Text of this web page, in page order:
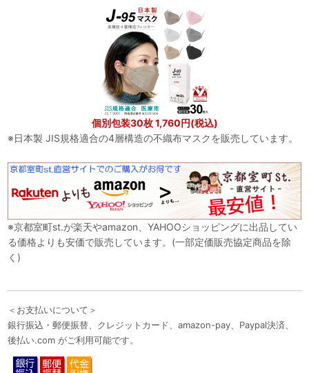
個別包装30枚 1,760円(税込)
※日本製 JIS規格適合の4層構造の不織布マスクを販売しています。
※京都室町st.が楽天やamazon、YAHOOショッピングに出品してい
る価格よりも安価で販売しています。(一部定価販売協定商品を除
く)
＜お支払いについて＞
銀行振込・郵便振替、クレジットカード、amazon-pay、Paypal決済、
後払い.com がご利用可能です。